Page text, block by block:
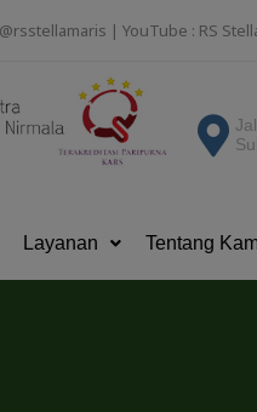
| YouTube : RS
Layanan Tentang